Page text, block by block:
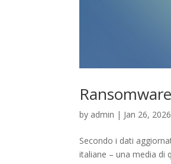
by admin | Jan 26, 2026
Secondo i dati
italiane – una media di